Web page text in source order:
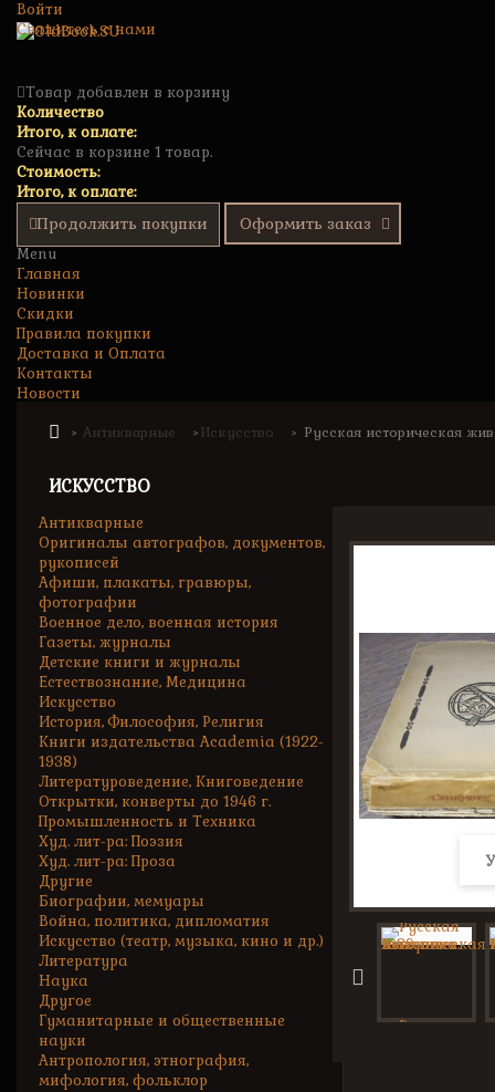
Войти
Свяжитесь с нами
Товар добавлен в корзину
Количество
Итого, к оплате:
Сейчас в корзине 1 товар.
Стоимость:
Итого, к оплате:
Продолжить покупки Оформить заказ
Menu
Главная
Новинки
Скидки
Правила покупки
Доставка и Оплата
Контакты
Новости
> Антикварные > Искусство > Русская историческая
ИСКУССТВО
Антикварные
Оригиналы автографов, документов,
рукописей
Афиши, плакаты, гравюры,
фотографии
Военное дело, военная история
Газеты, журналы
Детские книги и журналы
Естествознание, Медицина
Искусство
История, Философия, Религия
Книги издательства Academia (1922-
1938)
Литературоведение, Книговедение
Открытки, конверты до 1946 г.
Промышленность и Техника
Худ. лит-ра: Поэзия
Худ. лит-ра: Проза
Другие
Биографии, мемуары
Война, политика, дипломатия
Искусство (театр, музыка, кино и др.)
Литература
Наука
Другое
Гуманитарные и общественные
науки
Антропология, этнография,
мифология, фольклор